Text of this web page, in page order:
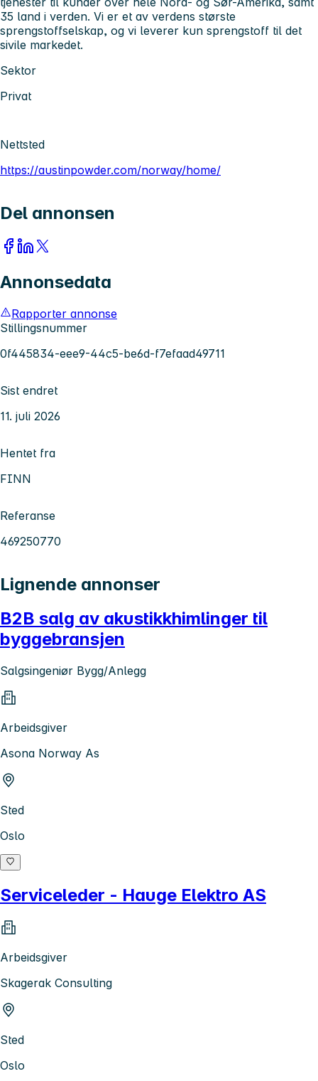
35 land i verden. Vi er et av verdens største
sprengstoffselskap, og vi leverer kun sprengstoff til det
sivile markedet.
Sektor
Privat
Nettsted
https://austinpowder.com/norway/home/
Del annonsen
Annonsedata
Rapporter annonse
Stillingsnummer
0f445834-eee9-44c5-be6d-f7efaad49711
Sist endret
11. juli 2026
Hentet fra
FINN
Referanse
469250770
Lignende annonser
B2B salg av akustikkhimlinger til
byggebransjen
Salgsingeniør Bygg/Anlegg
Arbeidsgiver
Asona Norway As
Sted
Oslo
Serviceleder - Hauge Elektro AS
Arbeidsgiver
Skagerak Consulting
Sted
Oslo